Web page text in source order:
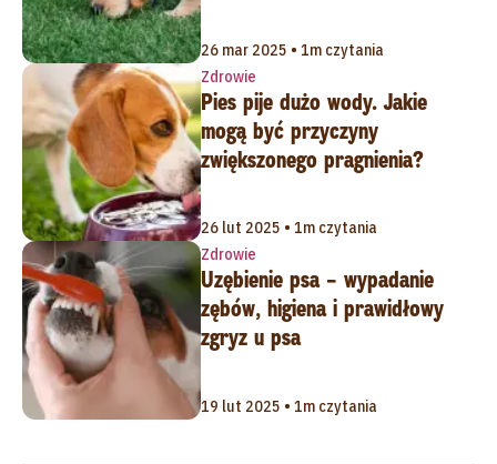
26 mar 2025 • 1m czytania
Zdrowie
Pies pije dużo wody. Jakie
mogą być przyczyny
zwiększonego pragnienia?
26 lut 2025 • 1m czytania
Zdrowie
Uzębienie psa – wypadanie
zębów, higiena i prawidłowy
zgryz u psa
19 lut 2025 • 1m czytania